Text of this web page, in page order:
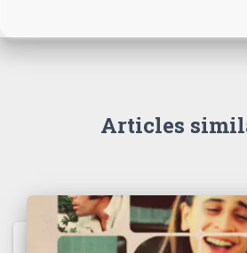
Articles